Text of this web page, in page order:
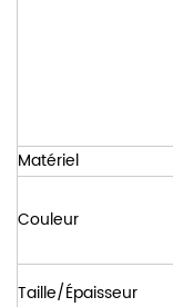
Matériel
Couleur
Taille/Épaisseur